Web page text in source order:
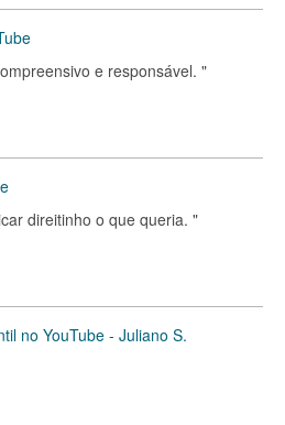
e responsável. "
direitinho o que queria. "
no YouTube - Juliano S.